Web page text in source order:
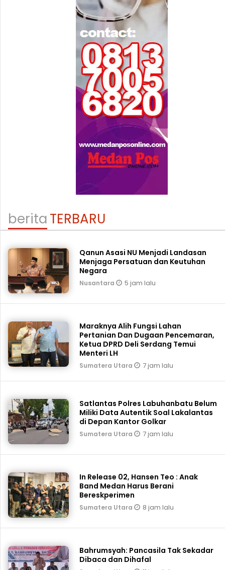
beritaTERBARU
Qanun Asasi NU Menjadi Landasan
Menjaga Persatuan dan Keutuhan
Negara
Nusantara 5 jam lalu
Maraknya Alih Fungsi Lahan
Pertanian Dan Dugaan Pencemaran,
Ketua DPRD Deli Serdang Temui
Menteri LH
Sumatera Utara 7 jam lalu
Satlantas Polres Labuhanbatu Belum
Miliki Data Autentik Soal Lakalantas
di Depan Kantor Golkar
Sumatera Utara 7 jam lalu
In Release 02, Hansen Teo : Anak
Band Medan Harus Berani
Bereskperimen
Sumatera Utara 8 jam lalu
Bahrumsyah: Pancasila Tak Sekadar
Dibaca dan Dihafal